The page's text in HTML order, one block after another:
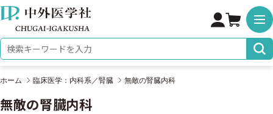
株式会社 中外医学社
検索キーワード
ホーム 臨床医学：内科系／腎臓 無敵の腎臓内科
無敵の腎臓内科